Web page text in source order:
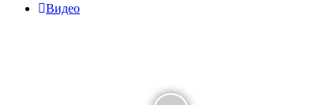
Видео